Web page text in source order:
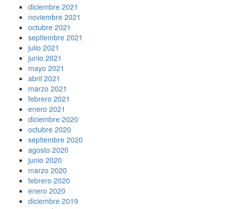
diciembre 2021
noviembre 2021
octubre 2021
septiembre 2021
julio 2021
junio 2021
mayo 2021
abril 2021
marzo 2021
febrero 2021
enero 2021
diciembre 2020
octubre 2020
septiembre 2020
agosto 2020
junio 2020
marzo 2020
febrero 2020
enero 2020
diciembre 2019